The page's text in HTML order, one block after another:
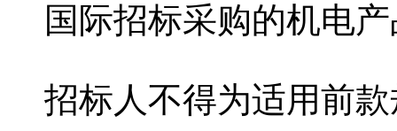
国际招标采购的机电
招标人不得为适用前